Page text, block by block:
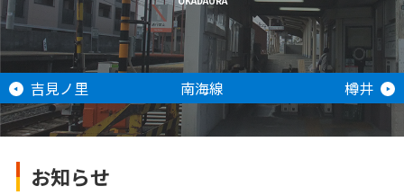
吉見ノ里 南海線 樽井
お知らせ